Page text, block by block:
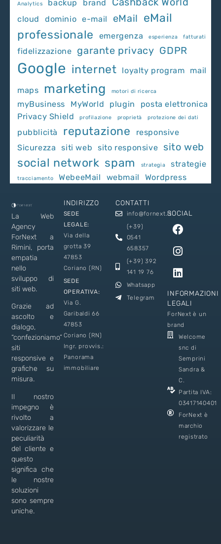
Analytics backup brand
cloud dominio e-mail eMail eMail
professionale
emergenza esperienza fatturati
fidelizzazione garante privacy GDPR
Google internet loyalty program mail
maps marketing motori di ricerca
myBusiness MyWorld plugin
posta elettronica
Privacy Shield
profilazione proprietà protezione dei dati
pubblicità reputazione
responsive
Sicurezza
siti web sito responsive sito web
social network spam strategia strategie
tracciamento WebeeMail webmail Wordpress
La Web
Agency
ForNext a
Rimini, porta
empatia
nello
sviluppo di
siti web.
Grazie ad
ascolto e
dialogo,
“confezioniamo”
siti
responsive e
grafiche su
misura.
Il nostro
impegno è
rivolto a
valorizzare le
peculiarità
del cliente e
questo
significa che
le nostre
soluzioni
sono sempre
uniche.
INDIRIZZO
SEDE
LEGALE:
Via della
grotta 39
47853
Coriano (RN)
SEDE
OPERATIVA:
Via G.
Garibaldi 66
47853
Coriano (RN)
Ingr. provvis.:
Panorama
immobiliare
CONTATTI
info@fornext.it
(+39)
0541
658357
(+39) 392
141 19 76
Whatsapp
Telegram
SOCIAL
INFORMAZIONI
LEGALI
ForNext è un
brand
Welcome
snc di
Semprini
Sandra &
C.
Partita IVA:
03417140401
ForNext è
marchio
registrato